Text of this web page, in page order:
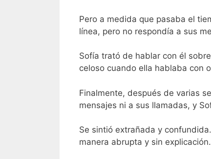
Pero a medida que pasaba el
línea, pero no respondía a sus
Sofía trató de hablar con él
celoso cuando ella hablaba con
Finalmente, después de varias
mensajes ni a sus llamadas, y
Se sintió extrañada y
manera abrupta y sin explicación.